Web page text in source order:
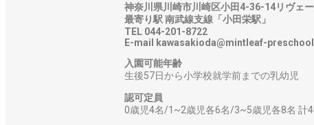
神奈川県川崎市川崎区小田4-36-14リヴェ
最寄り駅 南武線支線「小田栄駅」
TEL 044-201-8722
E-mail kawasakioda@mintleaf-
入園可能年齢
生後57日から小学校就学前までの乳幼児
認可定員
0歳児4名/1~2歳児各6名/3~5歳児各8名 計